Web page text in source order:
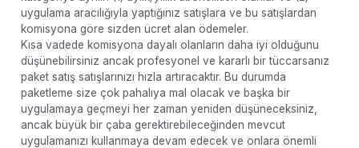
uygulama aracılığıyla yaptığınız satışlara ve bu satışlardan
komisyona göre sizden ücret alan ödemeler.
Kısa vadede komisyona dayalı olanların daha iyi olduğunu
düşünebilirsiniz ancak profesyonel ve kararlı bir tüccarsanız
paket satış satışlarınızı hızla artıracaktır. Bu durumda
paketleme size çok pahalıya mal olacak ve başka bir
uygulamaya geçmeyi her zaman yeniden düşüneceksiniz,
ancak büyük bir çaba gerektirebileceğinden mevcut
uygulamanızı kullanmaya devam edecek ve onlara önemli